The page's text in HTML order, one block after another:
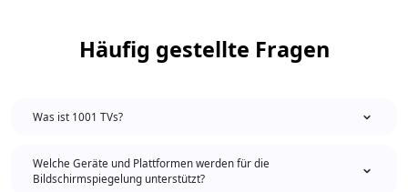
Häufig gestellte Fragen
Was ist 1001 TVs?
Welche Geräte und Plattformen werden für die
Bildschirmspiegelung unterstützt?